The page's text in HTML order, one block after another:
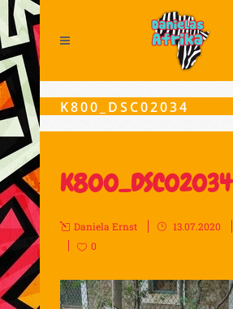
K800_DSC02034
K800_DSC02034
Daniela Ernst 13.07.2020
0